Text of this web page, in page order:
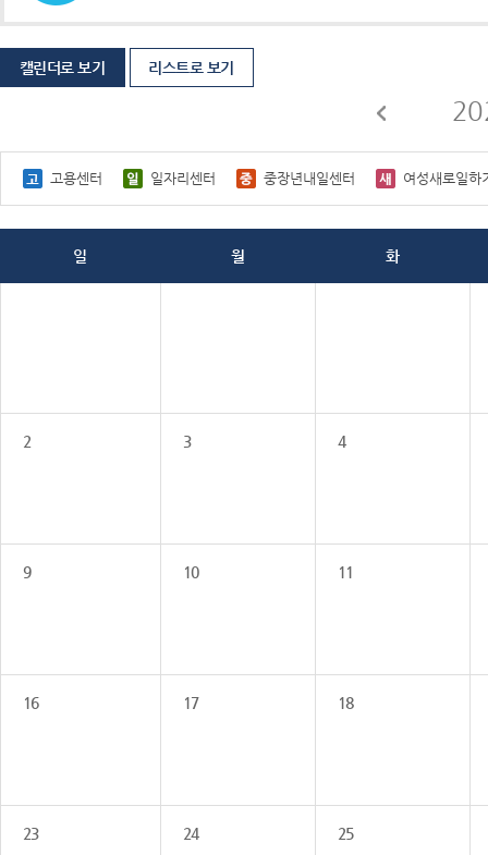
캘린더로 보기 리스트로 보기
고용센터 일자리센터 중장년내일센터 여성새로일하
일 월 화
2 3 4
9 10 11
16 17 18
23 24 25